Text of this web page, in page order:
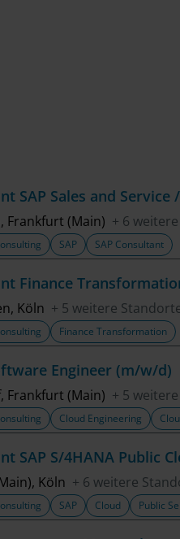
SAP Sales and
Frankfurt (Main) + 6
SAP SAP Consultant
Finance
Köln + 5 weitere
Finance Transformation
Engineer (m/w/d)
Frankfurt (Main) + 5
Cloud Engineering
SAP S/4HANA Public
Köln + 6 weitere
SAP Cloud Public